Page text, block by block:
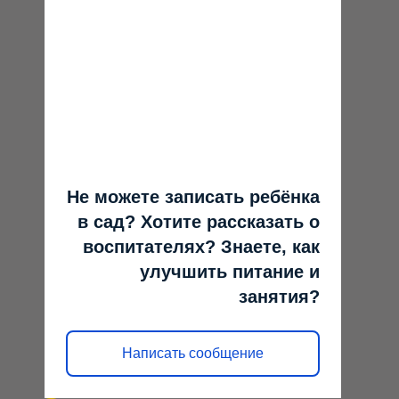
Не можете записать ребёнка
в сад? Хотите рассказать о
воспитателях? Знаете, как
улучшить питание и
занятия?
Написать сообщение